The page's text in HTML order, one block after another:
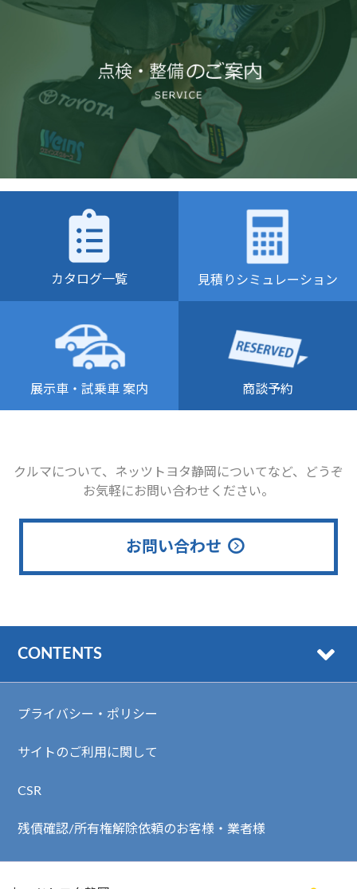
カタログ一覧 見積りシミュレーション
展示車・試乗車 案内 商談予約
クルマについて、ネッツトヨタ静岡についてなど、どうぞ
お気軽にお問い合わせください。
お問い合わせ
CONTENTS
プライバシー・ポリシー
サイトのご利用に関して
CSR
残債確認/所有権解除依頼のお客様・業者様